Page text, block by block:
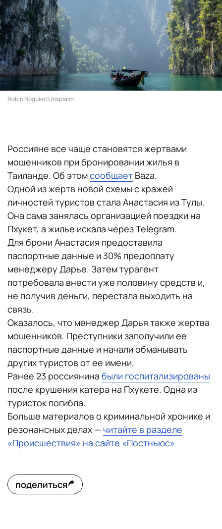
Robin Noguier/Unsplash
Россияне все чаще становятся жертвами
мошенников при бронировании жилья в
Таиланде. Об этомсообщает Baza.
Одной из жертв новой схемы с кражей
личностей туристов стала Анастасия из Тулы.
Она сама занялась организацией поездки на
Пхукет, а жилье искала через Telegram.
Для брони Анастасия предоставила
паспортные данные и 30% предоплату
менеджеру Дарье. Затем турагент
потребовала внести уже половину средств и,
не получив деньги, перестала выходить на
связь.
Оказалось, что менеджер Дарья также жертва
мошенников. Преступники заполучили ее
паспортные данные и начали обманывать
других туристов от ее имени.
Ранее 23 россиянина были госпитализированы
после крушения катера на Пхукете. Одна из
туристок погибла.
Больше материалов о криминальной хронике и
резонансных делах — читайте в разделе
«Происшествия» на сайте «Постньюс»
поделиться